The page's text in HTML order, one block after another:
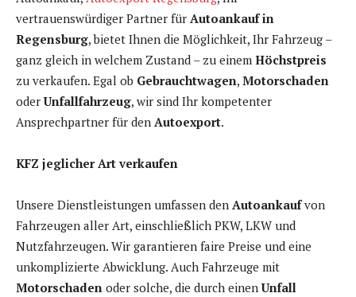
vertrauenswürdiger Partner für Autoankauf in
Regensburg, bietet Ihnen die Möglichkeit, Ihr Fahrzeug –
ganz gleich in welchem Zustand – zu einem Höchstpreis
zu verkaufen. Egal ob Gebrauchtwagen, Motorschaden
oderUnfallfahrzeug, wir sind Ihr kompetenter
Ansprechpartner für den Autoexport.
KFZ jeglicher Art verkaufen
Unsere Dienstleistungen umfassen den Autoankaufvon
Fahrzeugen aller Art, einschließlich PKW, LKW und
Nutzfahrzeugen. Wir garantieren faire Preise und eine
unkomplizierte Abwicklung. Auch Fahrzeuge mit
Motorschaden oder solche, die durch einenUnfall